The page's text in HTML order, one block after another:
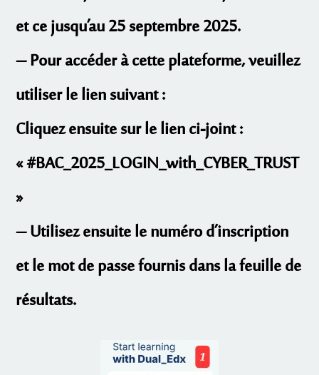
et ce jusqu’au 25 septembre 2025.
– Pour accéder à cette plateforme, veuillez
utiliser le lien suivant :
Cliquez ensuite sur le lien ci-joint :
« #BAC_2025_LOGIN_with_CYBER_TRUST
»
– Utilisez ensuite le numéro d’inscription
et le mot de passe fournis dans la feuille de
résultats.